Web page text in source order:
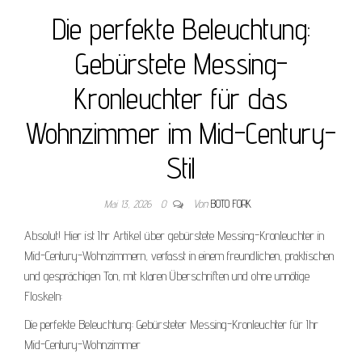
Die perfekte Beleuchtung:
Gebürstete Messing-
Kronleuchter für das
Wohnzimmer im Mid-Century-
Stil
Mai 13, 2026 0 Von BOTO FORK
Absolut! Hier ist Ihr Artikel über gebürstete Messing-Kronleuchter in
Mid-Century-Wohnzimmern, verfasst in einem freundlichen, praktischen
und gesprächigen Ton, mit klaren Überschriften und ohne unnötige
Floskeln:
Die perfekte Beleuchtung: Gebürsteter Messing-Kronleuchter für Ihr
Mid-Century-Wohnzimmer